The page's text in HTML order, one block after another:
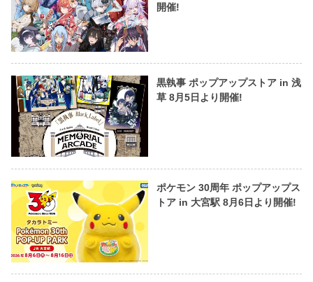
開催!
黒執事 ポップアップストア in 浅
草 8月5日より開催!
ポケモン 30周年 ポップアップス
トア in 大宮駅 8月6日より開催!